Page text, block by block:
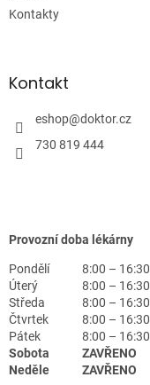
Kontakty
Kontakt
eshop@doktor.cz
730 819 444
Provozní doba lékárny
Pondělí
8:00 – 16:30
Úterý
8:00 – 16:30
Středa
8:00 – 16:30
Čtvrtek
8:00 – 16:30
Pátek
8:00 – 16:30
Sobota
ZAVŘENO
Neděle
ZAVŘENO